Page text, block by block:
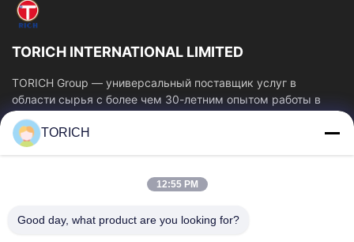
TORICH INTERNATIONAL LIMITED
TORICH Group — универсальный поставщик услуг в
области сырья с более чем 30-летним опытом работы в
производстве, исследованиях и разработках,...
Быстрые Ссылки
О Компании
Наша Фабрика
Контроль Качества
TORICH
12:55 PM
Good day, what product are you looking for?